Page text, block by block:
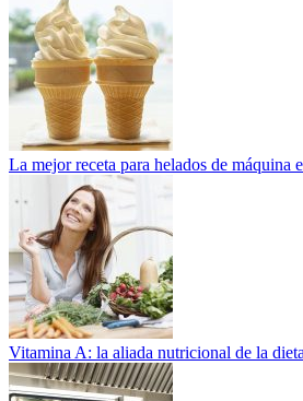
La mejor receta para helados de máquina
Vitamina A: la aliada nutricional de la